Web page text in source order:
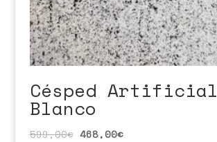
Césped Artificial
Blanco
599,00€ 468,00€